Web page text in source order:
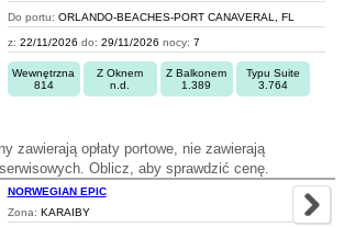
Do portu: ORLANDO-BEACHES-PORT CANAVERAL, FL
z: 22/11/2026 do: 29/11/2026 nocy: 7
Wewnętrzna
814
Z Oknem
n.d.
Z Balkonem
1.389
Typu Suite
3.764
zawierają opłaty portowe, nie zawierają
Oblicz, aby sprawdzić cenę.
NORWEGIAN EPIC
Zona: KARAIBY